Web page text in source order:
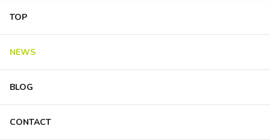
TOP
NEWS
BLOG
CONTACT